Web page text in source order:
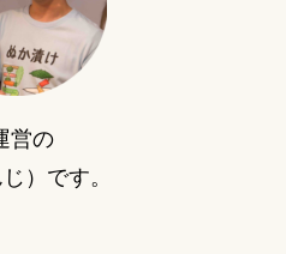
営の
）です。